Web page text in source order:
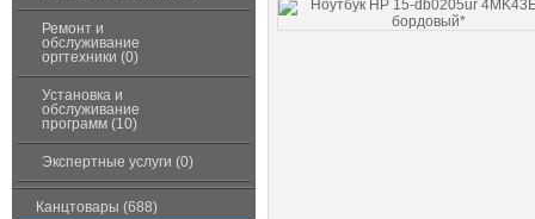
Ремонт и
обслуживание
оргтехники (0)
Установка и
обслуживание
программ (10)
Экспертные услуги (0)
Канцтовары (688)